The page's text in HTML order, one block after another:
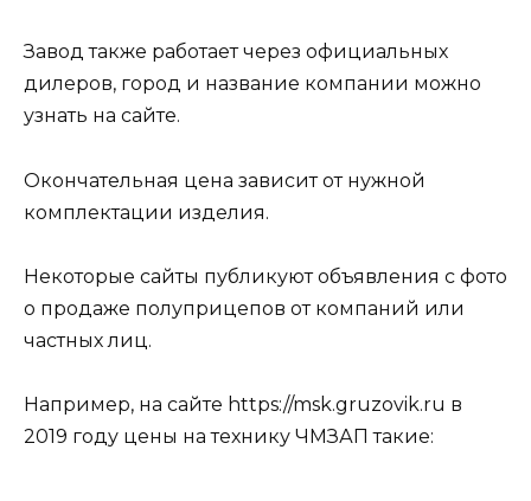
Завод также работает через официальных
дилеров, город и название компании можно
узнать на сайте.
Окончательная цена зависит от нужной
комплектации изделия.
Некоторые сайты публикуют объявления с фото
о продаже полуприцепов от компаний или
частных лиц.
Например, на сайте https://msk.gruzovik.ru в
2019 году цены на технику ЧМЗАП такие: